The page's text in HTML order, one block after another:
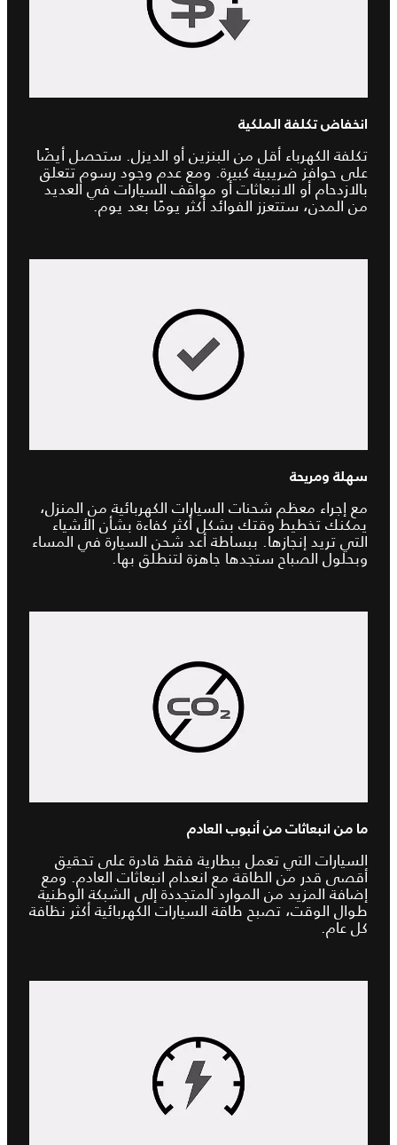
انخفاض تكلفة الملكية
تكلفة الكهرباء أقل من البنزين أو الديزل. ستحصل أيضًا
على حوافز ضريبية كبيرة. ومع عدم وجود رسوم تتعلق
بالازدحام أو الانبعاثات أو مواقف السيارات في العديد
من المدن، ستتعزز الفوائد أكثر يومًا بعد يوم.
سهلة ومريحة
مع إجراء معظم شحنات السيارات الكهربائية من المنزل،
يمكنك تخطيط وقتك بشكل أكثر كفاءة بشأن الأشياء
التي تريد إنجازها. ببساطة أعد شحن السيارة في المساء
وبحلول الصباح ستجدها جاهزة لتنطلق بها.
ما من انبعاثات من أنبوب العادم
السيارات التي تعمل ببطارية فقط قادرة على تحقيق
أقصى قدر من الطاقة مع انعدام انبعاثات العادم. ومع
إضافة المزيد من الموارد المتجددة إلى الشبكة الوطنية
طوال الوقت، تصبح طاقة السيارات الكهربائية أكثر نظافة
كل عام.